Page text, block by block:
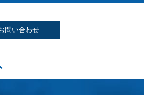
問い合わせ